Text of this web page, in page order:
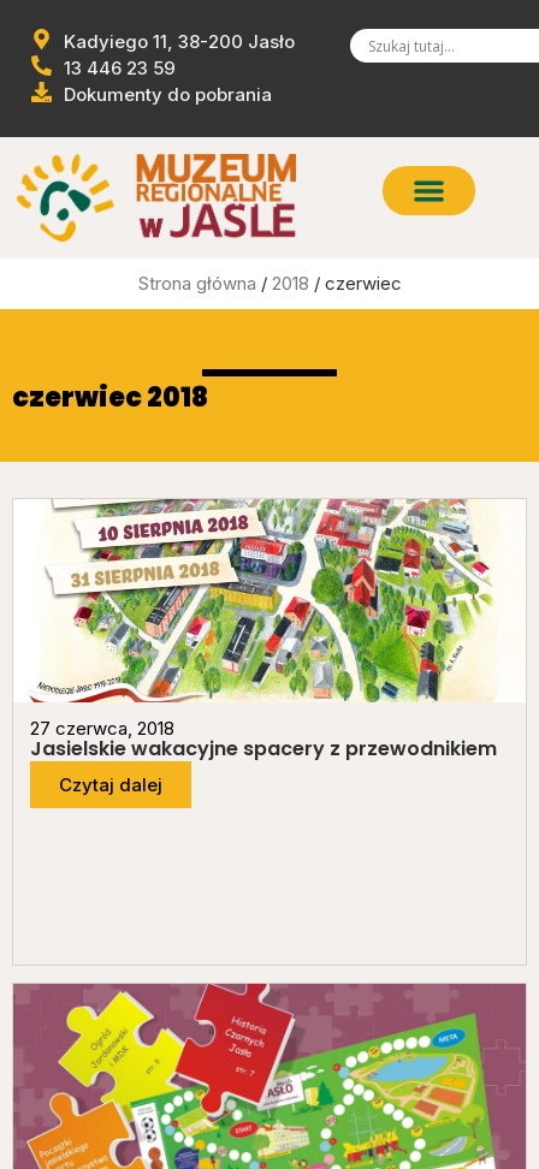
Kadyiego 11, 38-200 Jasło
13 446 23 59
Dokumenty do pobrania
Strona główna / 2018 / czerwiec
czerwiec 2018
27 czerwca, 2018
Jasielskie wakacyjne spacery z przewodnikiem
Czytaj dalej